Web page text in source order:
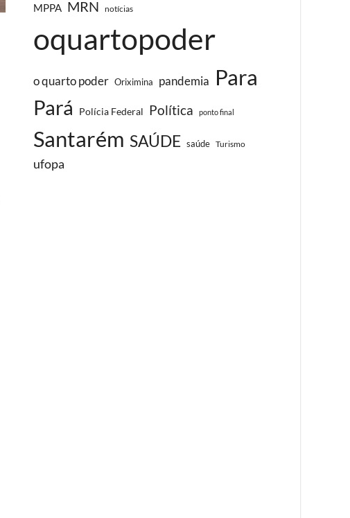
MPPA MRN notícias
oquartopoder
o quarto poder Oriximina pandemia Para
Pará Polícia Federal Política ponto final
Santarém SAÚDE saúde Turismo
ufopa